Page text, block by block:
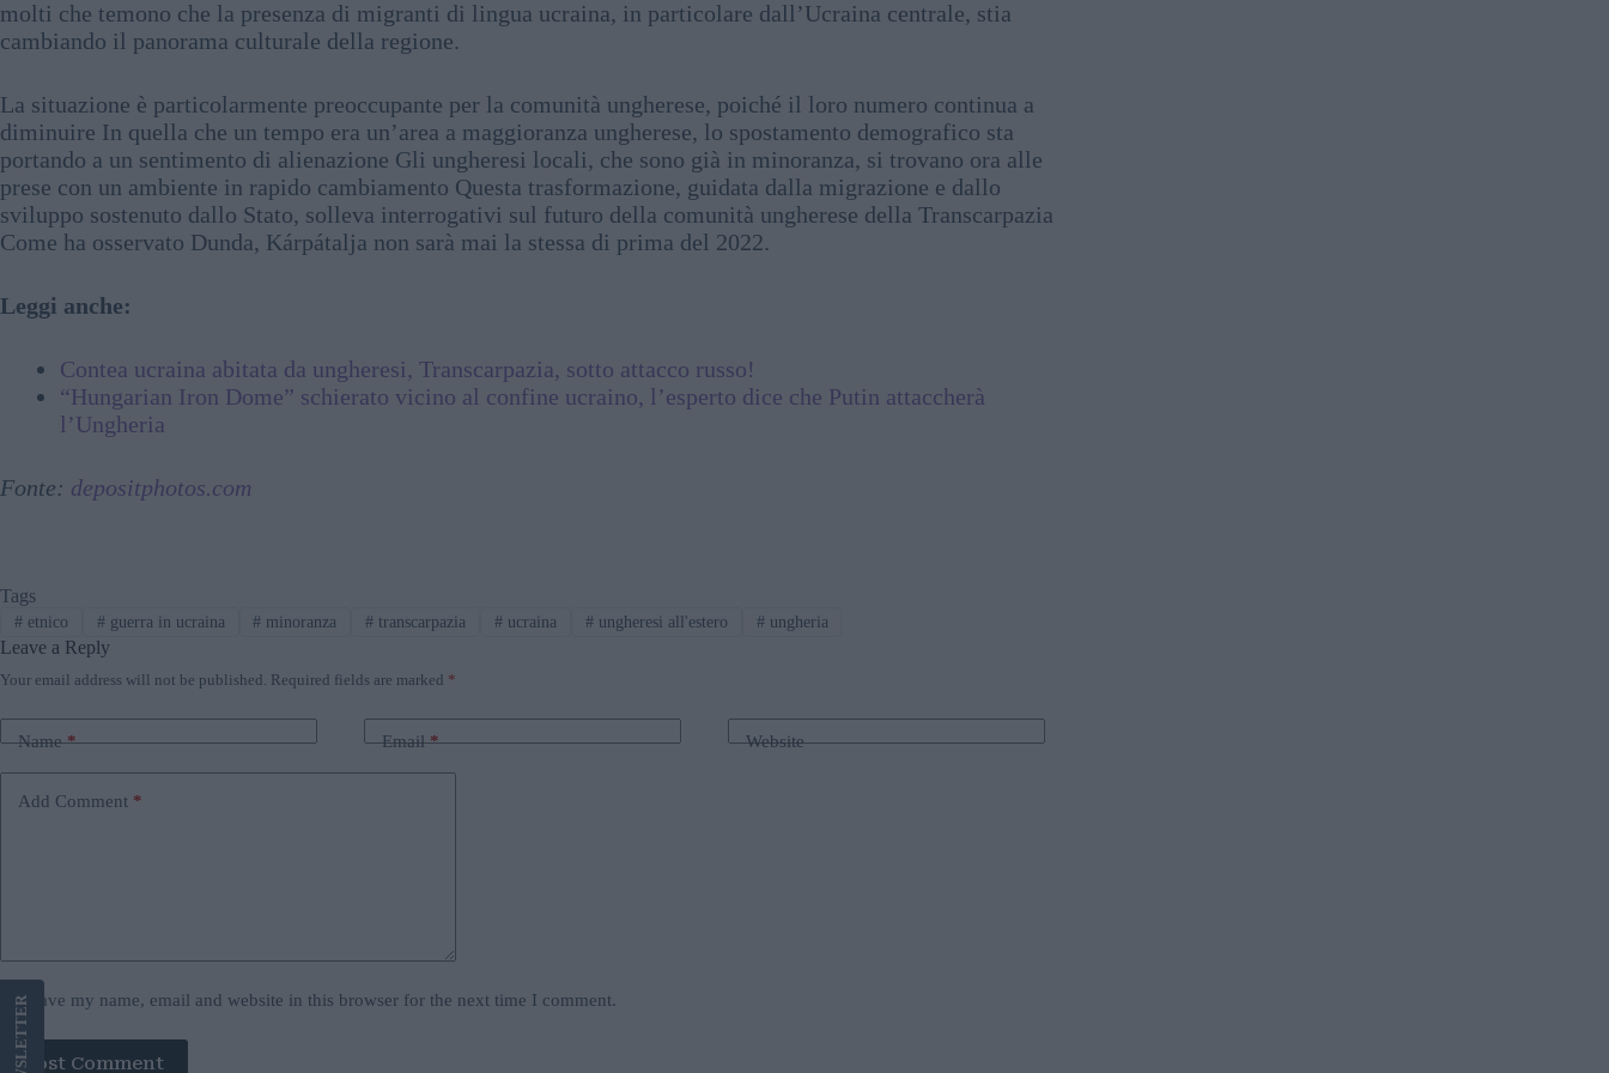
molti che temono che la presenza di migranti di lingua ucraina, in particolare dall’Ucraina centrale, stia
cambiando il panorama culturale della regione.
La situazione è particolarmente preoccupante per la comunità ungherese, poiché il loro numero continua a
diminuire In quella che un tempo era un’area a maggioranza ungherese, lo spostamento demografico sta
portando a un sentimento di alienazione Gli ungheresi locali, che sono già in minoranza, si trovano ora alle
prese con un ambiente in rapido cambiamento Questa trasformazione, guidata dalla migrazione e dallo
sviluppo sostenuto dallo Stato, solleva interrogativi sul futuro della comunità ungherese della Transcarpazia
Come ha osservato Dunda, Kárpátalja non sarà mai la stessa di prima del 2022.
Leggi anche:
Contea ucraina abitata da ungheresi, Transcarpazia, sotto attacco russo!
“Hungarian Iron Dome” schierato vicino al confine ucraino, l’esperto dice che Putin attaccherà
l’Ungheria
Fonte: depositphotos.com
Tags
#etnico #guerra in ucraina # minoranza # transcarpazia # ucraina #ungheresi all'estero #ungheria
Leave a Reply
Your email address will not be published. Required fields are marked *
Name* Email* Website
Add Comment *
Save my name, email and website in this browser for the next time I comment.
Post Comment
LETTER